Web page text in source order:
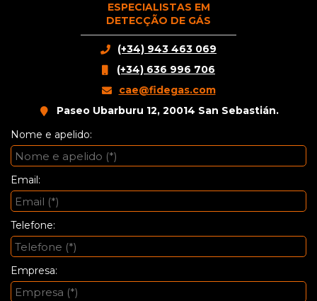
ESPECIALISTAS EM
DETECÇÃO DE GÁS
(+34) 943 463 069
(+34) 636 996 706
cae@fidegas.com
Paseo Ubarburu 12, 20014 San Sebastián.
Nome e apelido:
Email:
Telefone:
Empresa: